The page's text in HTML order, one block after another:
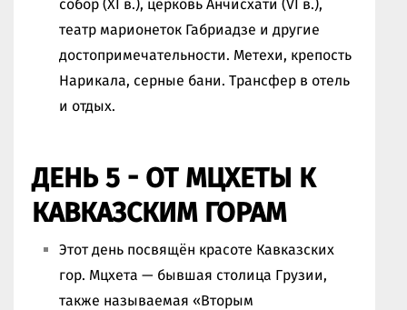
собор (XI в.), церковь Анчисхати (VI в.),
театр марионеток Габриадзе и другие
достопримечательности. Метехи, крепость
Нарикала, серные бани. Трансфер в отель
и отдых.
ДЕНЬ 5 - ОТ МЦХЕТЫ К
КАВКАЗСКИМ ГОРАМ
Этот день посвящён красоте Кавказских
гор. Мцхета — бывшая столица Грузии,
также называемая «Вторым